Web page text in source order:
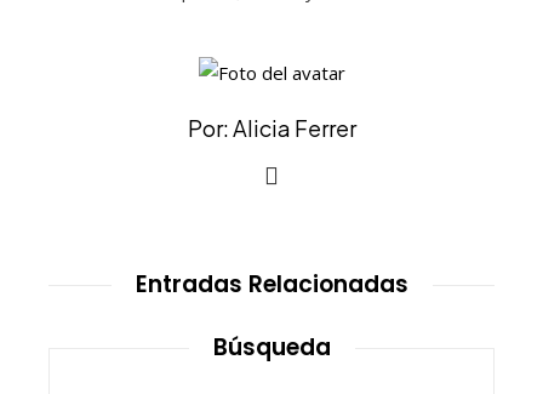
Por: Alicia Ferrer
Entradas Relacionadas
Búsqueda